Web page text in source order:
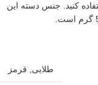
کنید. جنس دسته این
طلایی قرمز